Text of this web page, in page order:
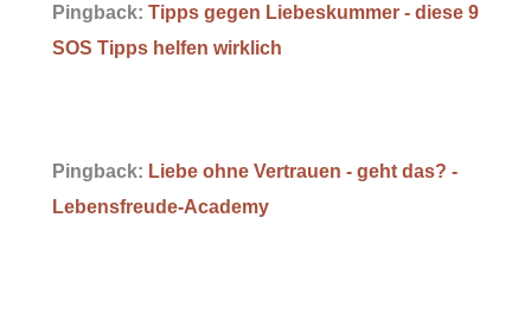
Pingback: Tipps gegen Liebeskummer - diese 9
SOS Tipps helfen wirklich
Pingback: Liebe ohne Vertrauen - geht das? -
Lebensfreude-Academy